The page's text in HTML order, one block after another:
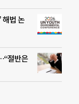
해법 논
절반은